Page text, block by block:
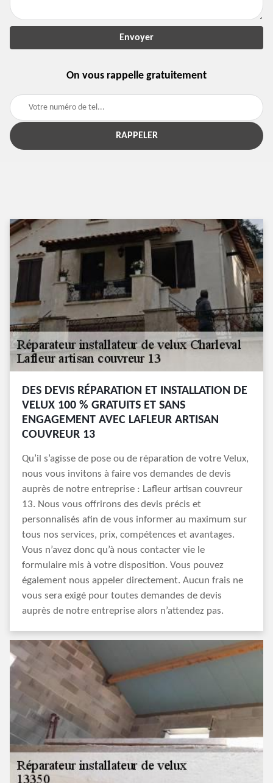
On vous rappelle gratuitement
DES DEVIS RÉPARATION ET INSTALLATION DE
VELUX 100 % GRATUITS ET SANS
ENGAGEMENT AVEC LAFLEUR ARTISAN
COUVREUR 13
Qu’il s’agisse de pose ou de réparation de votre Velux,
nous vous invitons à faire vos demandes de devis
auprès de notre entreprise : Lafleur artisan couvreur
13. Nous vous offrirons des devis précis et
personnalisés afin de vous informer au maximum sur
tous nos services, prix, compétences et avantages.
Vous n’avez donc qu’à nous contacter vie le
formulaire mis à votre disposition. Vous pouvez
également nous appeler directement. Aucun frais ne
vous sera exigé pour toutes demandes de devis
auprès de notre entreprise alors n’attendez pas.